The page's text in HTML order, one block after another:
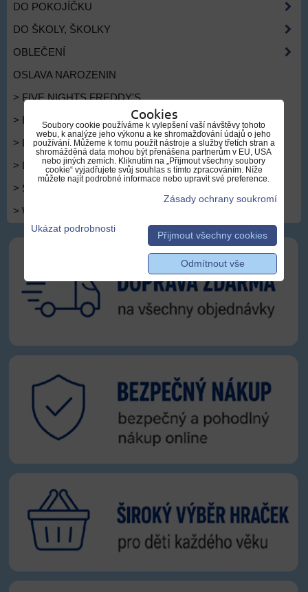
DO POKOJÍČKU
DO ŠKOLY, ŠKOLKY
OBLEČENÍ
OSLAVA NAROZENIN
> FIVE NIGHTS FREDDY'S
> HRAČKY TYPU NERF
> LOVKYNĚ DÉMONŮ
> LEDOVÉ KRÁLOVSTVÍ
> SPIDERMAN
> WEDNESDAY
Cookies
Soubory cookie používáme k vylepšení vaší návštěvy tohoto
webu, k analýze jeho výkonu a ke shromažďování údajů o jeho
používání. Můžeme k tomu použít nástroje a služby třetích stran a
shromážděná data mohou být přenášena partnerům v EU, USA
nebo jiných zemích. Kliknutím na „Přijmout všechny soubory
cookie“ vyjadřujete svůj souhlas s tímto zpracováním. Níže
můžete najít podrobné informace nebo upravit své preference.
Zásady ochrany soukromí
Ukázat podrobnosti
Přijmout všechny cookies
Odmítnout vše